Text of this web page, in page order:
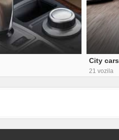
City cars
21 vozila